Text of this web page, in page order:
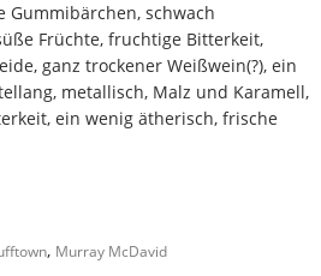
Gummibärchen, schwach
Früchte, fruchtige Bitterkeit,
ganz trockener Weißwein(?), ein
metallisch, Malz und Karamell,
ein wenig ätherisch, frische
, Murray McDavid